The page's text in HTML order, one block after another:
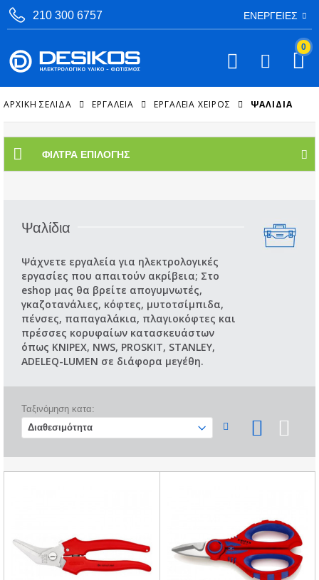
210 300 6757 ΕΝΈΡΓΕΙΕΣ
0
ΑΡΧΙΚΉ ΣΕΛΊΔΑ ΕΡΓΑΛΕΙΑ ΕΡΓΑΛΕΊΑ ΧΕΙΡΌΣ ΨΑΛΊΔΙΑ
ΦΊΛΤΡΑ ΕΠΙΛΟΓΉΣ
Ψαλίδια
Ψάχνετε εργαλεία για ηλεκτρολογικές
εργασίες που απαιτούν ακρίβεια; Στο
eshop μας θα βρείτε απογυμνωτές,
γκαζοτανάλιες, κόφτες, μυτοτσίμπιδα,
πένσες, παπαγαλάκια, πλαγιοκόφτες και
πρέσσες κορυφαίων κατασκευάστων
όπως KNIPEX, NWS, PROSKIT, STANLEY,
ADELEQ-LUMEN σε διάφορα μεγέθη.
Ταξινόμηση κατα: